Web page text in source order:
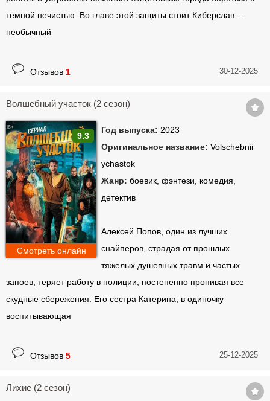
тёмной нечистью. Во главе этой защиты стоит Киберслав —
необычный
Отзывов 1 30-12-2025
Волшебный участок (2 сезон)
9.3
Год выпуска: 2023
Оригинальное название: Volschebnii
ychastok
Жанр: боевик, фэнтези, комедия,
детектив
Алексей Попов, один из лучших
снайперов, страдая от прошлых
тяжелых душевных травм и частых
запоев, теряет работу в полиции, постепенно пропивая все
скудные сбережения. Его сестра Катерина, в одиночку
воспитывающая
Смотреть онлайн
Отзывов 5 25-12-2025
Лихие (2 сезон)